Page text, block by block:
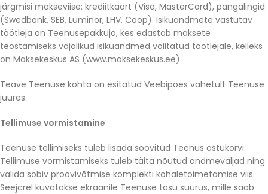
järgmisi makseviise: krediitkaart (Visa, MasterCard), pangalingid
(Swedbank, SEB, Luminor, LHV, Coop). Isikuandmete vastutav
töötleja on Teenusepakkuja, kes edastab maksete
teostamiseks vajalikud isikuandmed volitatud töötlejale, kelleks
on Maksekeskus AS (www.maksekeskus.ee).
Teave Teenuse kohta on esitatud Veebipoes vahetult Teenuse
juures.
Tellimuse vormistamine
Teenuse tellimiseks tuleb lisada soovitud Teenus ostukorvi.
Tellimuse vormistamiseks tuleb täita nõutud andmeväljad ning
valida sobiv proovivõtmise komplekti kohaletoimetamise viis.
Seejärel kuvatakse ekraanile Teenuse tasu suurus, mille saab